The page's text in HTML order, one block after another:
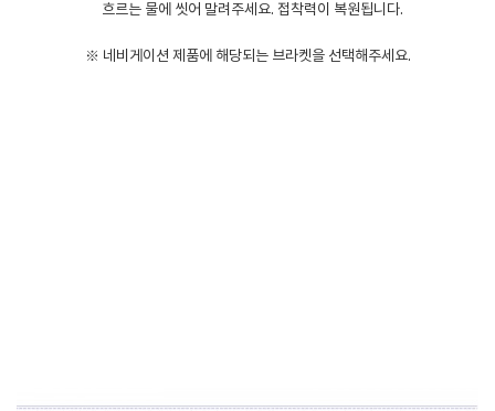
흐르는 물에 씻어 말려주세요. 접착력이 복원됩니다.
※ 네비게이션 제품에 해당되는 브라켓을 선택해주세요.